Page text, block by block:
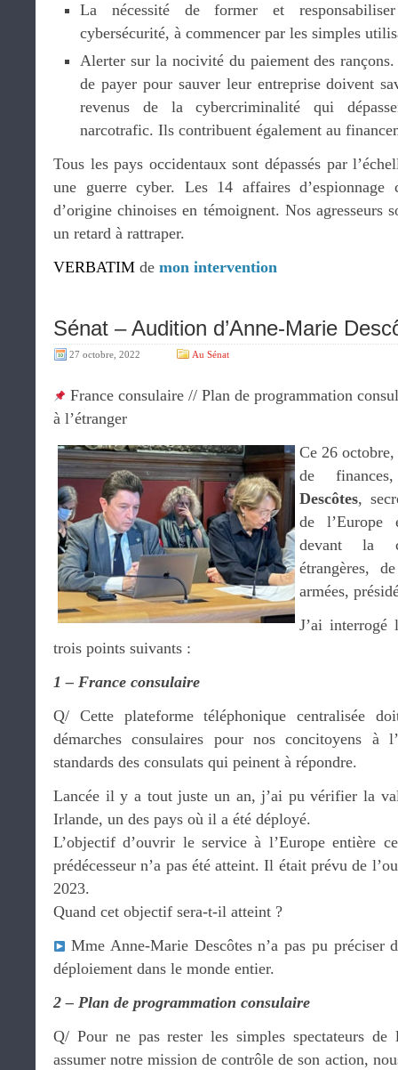
La nécessité de former et
cybersécurité, à commencer par les simples
Alerter sur la nocivité du paiement des
de payer pour sauver leur entreprise doivent
revenus de la cybercriminalité qui
narcotrafic. Ils contribuent également au
Tous les pays occidentaux sont dépassés par
une guerre cyber. Les 14 affaires
d’origine chinoises en témoignent. Nos agresseurs
un retard à rattraper.
VERBATIM de mon intervention
Sénat – Audition d’Anne-Marie
27 octobre, 2022 Au Sénat
France consulaire // Plan de programmation
à l’étranger
Ce 26
de
Descôtes,
de l’Europe
devant la
étrangères,
armées,
J’ai interrogé
trois points suivants :
1 – France consulaire
Q/ Cette plateforme téléphonique centralisée
démarches consulaires pour nos concitoyens à
standards des consulats qui peinent à répondre.
Lancée il y a tout juste un an, j’ai pu vérifier la
Irlande, un des pays où il a été déployé.
L’objectif d’ouvrir le service à l’Europe entière
prédécesseur n’a pas été atteint. Il était prévu de
2023.
Quand cet objectif sera-t-il atteint ?
Mme Anne-Marie Descôtes n’a pas pu préciser
déploiement dans le monde entier.
2 – Plan de programmation consulaire
Q/ Pour ne pas rester les simples spectateurs de
assumer notre mission de contrôle de son action,